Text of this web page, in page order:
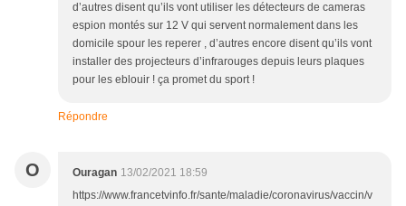
d’autres disent qu’ils vont utiliser les détecteurs de cameras
espion montés sur 12 V qui servent normalement dans les
domicile spour les reperer , d’autres encore disent qu’ils vont
installer des projecteurs d’infrarouges depuis leurs plaques
pour les eblouir ! ça promet du sport !
Répondre
O Ouragan 13/02/2021 18:59
https://www.francetvinfo.fr/sante/maladie/coronavirus/vaccin/v